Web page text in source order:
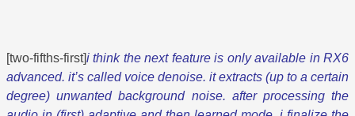
[two-fifths-first]i think the next feature is only available in RX6
advanced. it’s called voice denoise. it extracts (up to a certain
degree) unwanted background noise. after processing the